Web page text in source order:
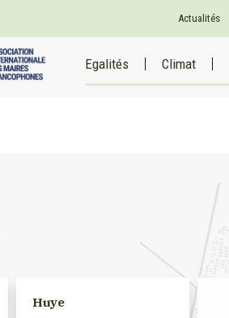
Actualités
Egalités Climat
Huye